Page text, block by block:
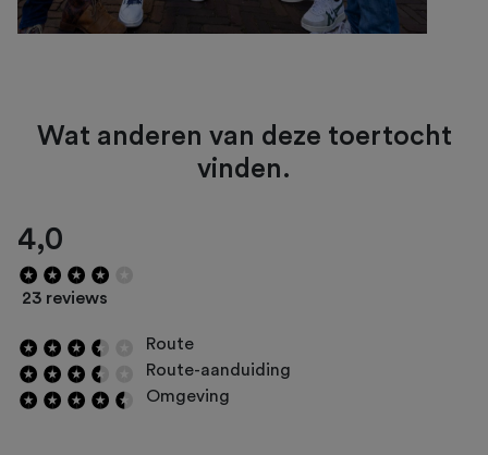
Wat anderen van deze toertocht
vinden.
4,0
23 reviews
Route
Route-aanduiding
Omgeving